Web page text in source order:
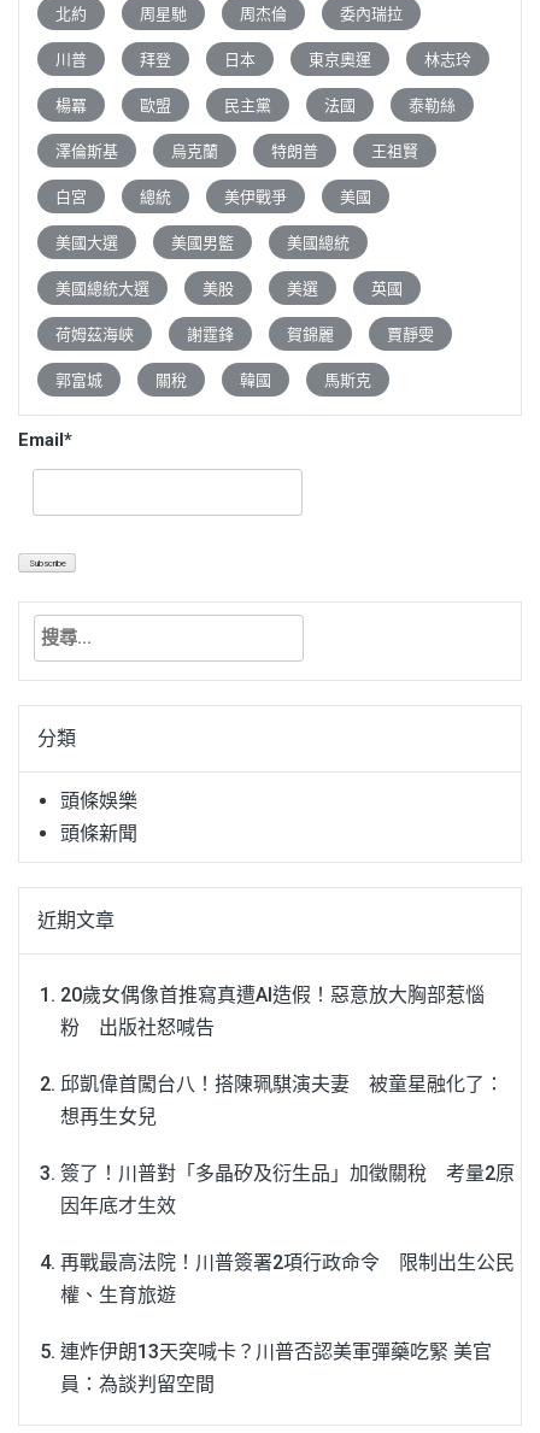
北約 周星馳 周杰倫 委內瑞拉
川普 拜登 日本 東京奧運 林志玲
楊冪 歐盟 民主黨 法國 泰勒絲
澤倫斯基 烏克蘭 特朗普 王祖賢
白宮 總統 美伊戰爭 美國
美國大選 美國男籃 美國總統
美國總統大選 美股 美選 英國
荷姆茲海峽 謝霆鋒 賀錦麗 賈靜雯
郭富城 關稅 韓國 馬斯克
Email*
搜
關
字:分類
頭條娛樂
頭條新聞
近期文章
20歲女偶像首推寫真遭AI造假！惡意放大胸部惹惱
粉 出版社怒喊告
邱凱偉首闖台八！搭陳珮騏演夫妻 被童星融化了：
想再生女兒
簽了！川普對「多晶矽及衍生品」加徵關稅 考量2原
因年底才生效
再戰最高法院！川普簽署2項行政命令 限制出生公民
權、生育旅遊
連炸伊朗13天突喊卡？川普否認美軍彈藥吃緊 美官
員：為談判留空間